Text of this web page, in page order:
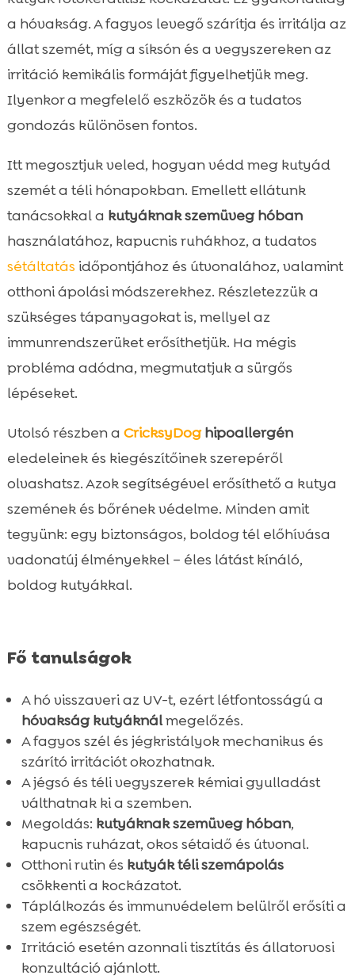
támogatott szemegészség
 CricksyDog ajánlataink a téli szezonra
 Hógörgeteg, jégsó és vegyszerek: hogyan
óvjuk a szemeket
 Látási viszonyok és biztonság a séták során
 Fajták, amelyek fokozott figyelmet
 Állatorvosi jelzések, amikor azonnal
forduljunk szakemberhez
 Edzés és viselkedés: felkészítés téli
környezetre
 Otthoni környezet téli optimalizálása
Összefoglaló
FAQ
a hóvakság. A fagyos levegő szárítja és irritálja az
állat szemét, míg a síksón és a vegyszereken az
irritáció kemikális formáját figyelhetjük meg.
Ilyenkor a megfelelő eszközök és a tudatos
gondozás különösen fontos.
Itt megosztjuk veled, hogyan védd meg kutyád
szemét a téli hónapokban. Emellett ellátunk
tanácsokkal a kutyáknak szemüveg hóban
használatához, kapucnis ruhákhoz, a tudatos
sétáltatás időpontjához és útvonalához, valamint
otthoni ápolási módszerekhez. Részletezzük a
szükséges tápanyagokat is, mellyel az
immunrendszerüket erősíthetjük. Ha mégis
probléma adódna, megmutatjuk a sürgős
lépéseket.
Utolsó részben a CricksyDoghipoallergén
eledeleinek és kiegészítőinek szerepéről
olvashatsz. Azok segítségével erősíthető a kutya
szemének és bőrének védelme. Minden amit
tegyünk: egy biztonságos, boldog tél előhívása
vadonatúj élményekkel – éles látást kínáló,
boldog kutyákkal.
Fő tanulságok
A hó visszaveri az UV-t, ezért létfontosságú a
hóvakság kutyáknálmegelőzés.
A fagyos szél és jégkristályok mechanikus és
szárító irritációt okozhatnak.
A jégsó és téli vegyszerek kémiai gyulladást
válthatnak ki a szemben.
Megoldás: kutyáknak szemüveg hóban,
kapucnis ruházat, okos sétaidő és útvonal.
Otthoni rutin és kutyák téli szemápolás
csökkenti a kockázatot.
Táplálkozás és immunvédelem belülről erősíti a
szem egészségét.
Irritáció esetén azonnali tisztítás és állatorvosi
konzultáció ajánlott.